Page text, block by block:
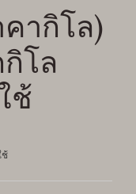
ากิโล)
โล
ช้